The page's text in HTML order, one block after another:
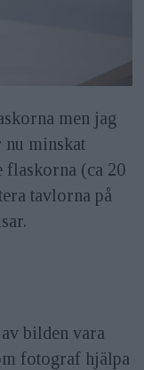
men jag
nu minskat
flaskorna (ca 20
tavlorna på
bilden vara
fotograf hjälpa